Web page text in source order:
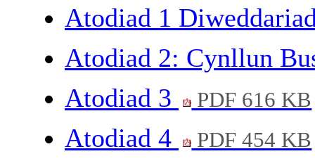
Atodiad 1
Atodiad 2: Cynllun
Atodiad 3
PDF 616 KB
Atodiad 4 PDF 454 KB